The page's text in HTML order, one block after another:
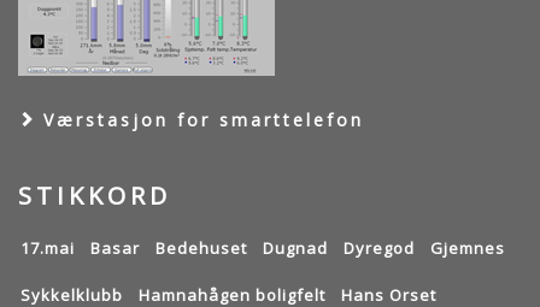
Værstasjon for smarttelefon
STIKKORD
17.mai Basar Bedehuset Dugnad Dyregod Gjemnes
Sykkelklubb Hamnahågen boligfelt Hans Orset